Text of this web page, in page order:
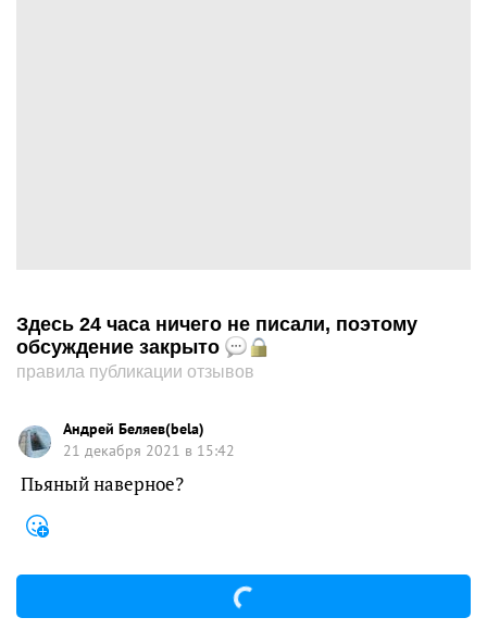
Здесь 24 часа ничего не писали, поэтому
обсуждение закрыто
правила публикации отзывов
Андрей Беляев(bela)
21 декабря 2021 в 15:42
Пьяный наверное?